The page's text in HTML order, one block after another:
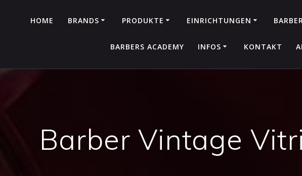
HOME BRANDS PRODUKTE EINRICHTUNGEN
BARBERS ACADEMY INFOS KONTAKT
Barber Vintage